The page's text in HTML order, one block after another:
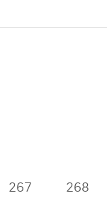
267 268